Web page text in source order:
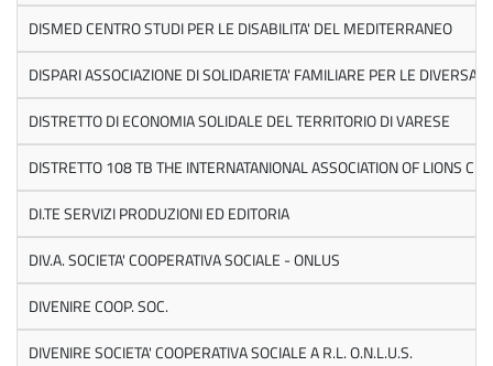
DISMED CENTRO STUDI PER LE DISABILITA' DEL MEDITERRANEO
DISPARI ASSOCIAZIONE DI SOLIDARIETA' FAMILIARE PER LE
DISTRETTO DI ECONOMIA SOLIDALE DEL TERRITORIO DI VARESE
DISTRETTO 108 TB THE INTERNATANIONAL ASSOCIATION OF LIONS
DI.TE SERVIZI PRODUZIONI ED EDITORIA
DIV.A. SOCIETA' COOPERATIVA SOCIALE - ONLUS
DIVENIRE COOP. SOC.
DIVENIRE SOCIETA' COOPERATIVA SOCIALE A R.L. O.N.L.U.S.